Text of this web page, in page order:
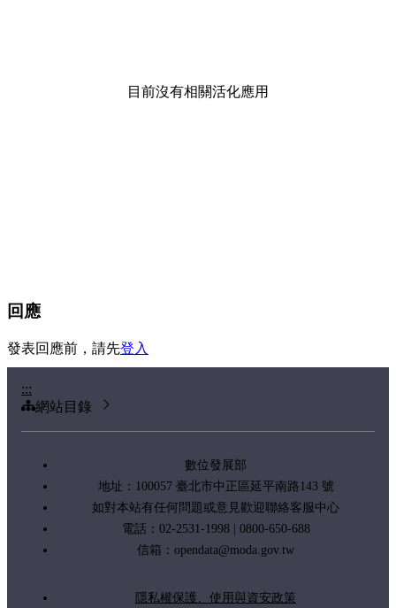
目前沒有相關活化應用
回應
發表回應前，請先登入
:::
網站目錄
數位發展部
地址：100057 臺北市中正區延平南路143 號
如對本站有任何問題或意見歡迎聯絡客服中心
電話：02-2531-1998 | 0800-650-688
信箱： opendata@moda.gov.tw
隱私權保護、使用與資安政策